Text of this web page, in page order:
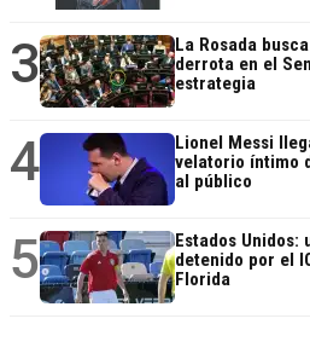
3
La Rosada
derrota en el
estrategia
4
Lionel Messi
velatorio íntimo
al público
5
Estados
detenido por el
Florida